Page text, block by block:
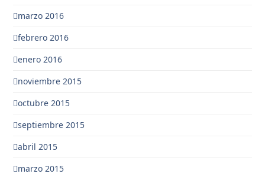
marzo 2016
febrero 2016
enero 2016
noviembre 2015
octubre 2015
septiembre 2015
abril 2015
marzo 2015